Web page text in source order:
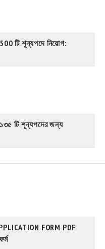
টি শূন্যপদে নিয়োগ:
টি শূন্যপদের জন্য
FORM PDF